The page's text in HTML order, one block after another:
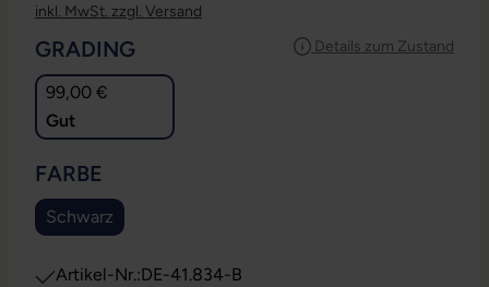
inkl. MwSt. zzgl. Versand
Details zum Zustand
GRADING
99,00 €
Gut
FARBE
Schwarz
Artikel-Nr.:DE-41.834-B